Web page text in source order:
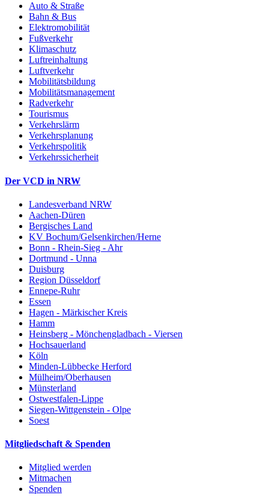
Auto & Straße
Bahn & Bus
Elektromobilität
Fußverkehr
Klimaschutz
Luftreinhaltung
Luftverkehr
Mobilitätsbildung
Mobilitätsmanagement
Radverkehr
Tourismus
Verkehrslärm
Verkehrsplanung
Verkehrspolitik
Verkehrssicherheit
Der VCD in NRW
Landesverband NRW
Aachen-Düren
Bergisches Land
KV Bochum/Gelsenkirchen/Herne
Bonn - Rhein-Sieg - Ahr
Dortmund - Unna
Duisburg
Region Düsseldorf
Ennepe-Ruhr
Essen
Hagen - Märkischer Kreis
Hamm
Heinsberg - Mönchengladbach - Viersen
Hochsauerland
Köln
Minden-Lübbecke Herford
Mülheim/Oberhausen
Münsterland
Ostwestfalen-Lippe
Siegen-Wittgenstein - Olpe
Soest
Mitgliedschaft & Spenden
Mitglied werden
Mitmachen
Spenden